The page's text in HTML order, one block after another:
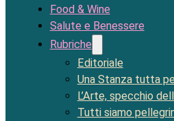
Food & Wine
Salute e Benessere
Rubriche
Editoriale
Una Stanza tutta
L’Arte, specchio
Tutti siamo